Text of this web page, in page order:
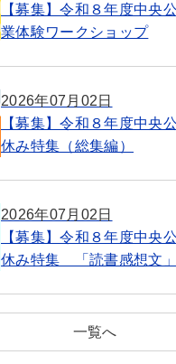
【募集】令和８年度中央
業体験ワークショップ
2026年07月02日
【募集】令和８年度中央
休み特集（総集編）
2026年07月02日
【募集】令和８年度中央
休み特集 「読書感想文
一覧へ